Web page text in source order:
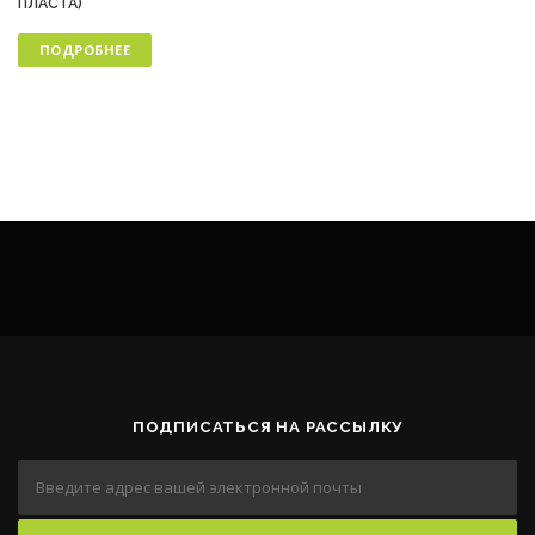
ПОДРОБНЕЕ
ПОДПИСАТЬСЯ НА РАССЫЛКУ